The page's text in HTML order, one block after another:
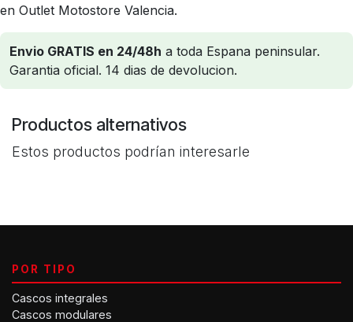
en Outlet Motostore Valencia.
Envio GRATIS en 24/48h a toda Espana peninsular.
Garantia oficial. 14 dias de devolucion.
Productos alternativos
Estos productos podrían interesarle
POR TIPO
Cascos integrales
Cascos modulares